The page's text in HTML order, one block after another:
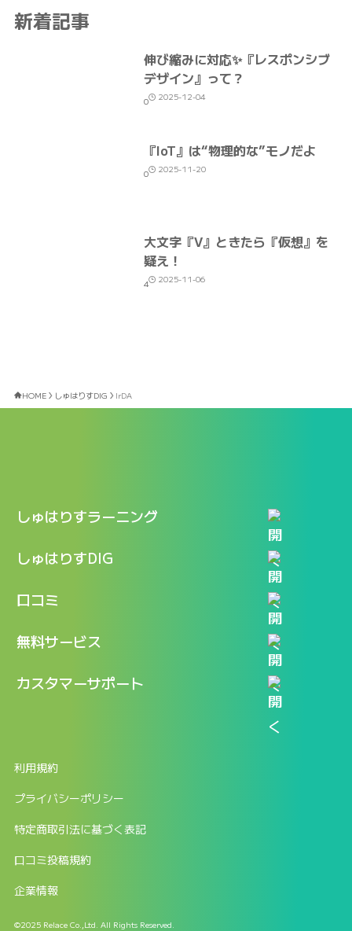
新着記事
伸び縮みに対応✨『レスポンシブ
デザイン』って？
0 2025-12-04
『IoT』は“物理的な”モノだよ
0 2025-11-20
大文字『V』ときたら『仮想』を
疑え！
4 2025-11-06
HOME しゅはりすDIG IrDA
しゅはりすラーニング
特長
料金
新着情報
ログイン
しゅはりすDIG
記事一覧
口コミ
口コミ一覧
無料サービス
LINEで『Iパス ならし学習』
カスタマーサポート
返金申請フォーム
利用規約
プライバシーポリシー
特定商取引法に基づく表記
口コミ投稿規約
企業情報
©2025 Relace Co.,Ltd. All Rights Reserved.